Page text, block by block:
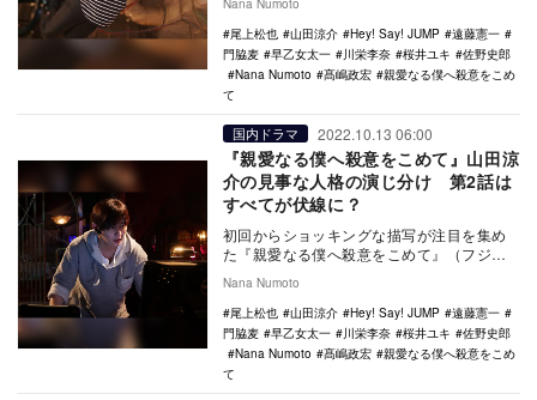
也）にとらわ…
Nana Numoto
尾上松也
山田涼介 Hey! Say! JUMP
遠藤憲一
門脇麦
早乙女太一 川栄李奈 桜井ユキ
佐野史郎
Nana Numoto
髙嶋政宏
親愛なる僕へ殺意をこめ
て
国内ドラマ 2022.10.13 06:00
『親愛なる僕へ殺意をこめて』山田涼
介の見事な人格の演じ分け 第2話は
すべてが伏線に？
初回からショッキングな描写が注目を集め
た『親愛なる僕へ殺意をこめて』（フジテ
は、浦島エ…
Nana Numoto
尾上松也
山田涼介 Hey! Say! JUMP
遠藤憲一
門脇麦
早乙女太一 川栄李奈 桜井ユキ
佐野史郎
Nana Numoto
髙嶋政宏
親愛なる僕へ殺意をこめ
て